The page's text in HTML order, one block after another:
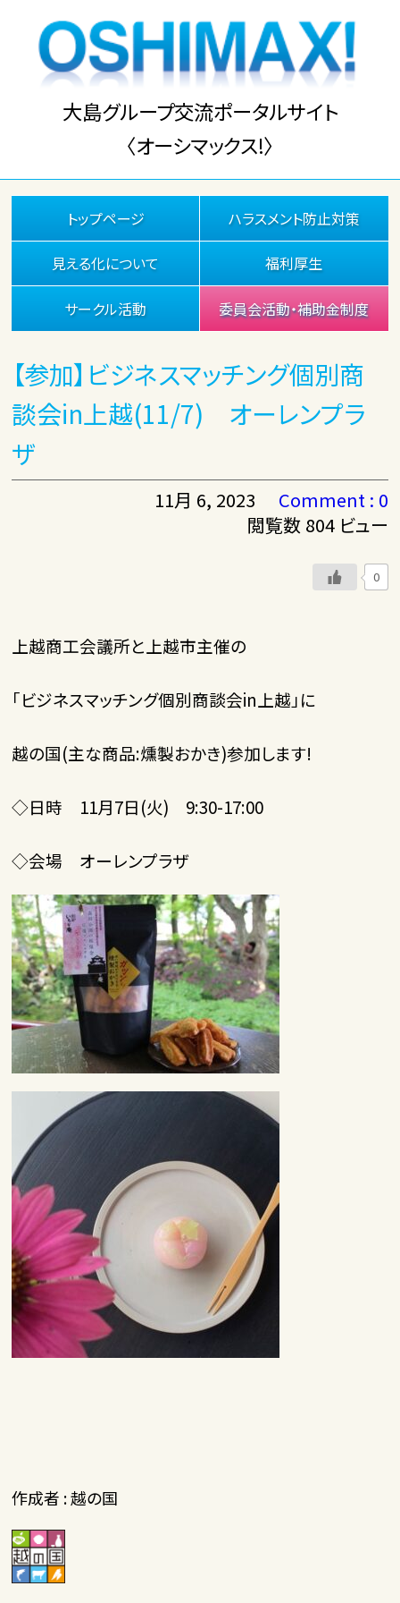
大島グループ交流ポータルサイト
〈オーシマックス!〉
トップページ ハラスメント防止対策
見える化について 福利厚生
サークル活動 委員会活動・補助金制度
【参加】ビジネスマッチング個別商
談会in上越(11/7) オーレンプラ
ザ
11月 6, 2023
Comment : 0
閲覧数 804 ビュー
0
上越商工会議所と上越市主催の
「ビジネスマッチング個別商談会in上越」に
越の国(主な商品:燻製おかき)参加します!
◇日時 11月7日(火) 9:30-17:00
◇会場 オーレンプラザ
作成者 : 越の国